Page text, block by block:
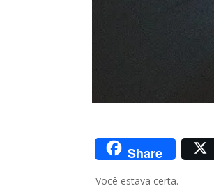
Share
-Você estava certa.